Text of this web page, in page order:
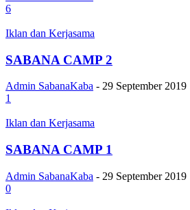
6
Iklan dan Kerjasama
SABANA CAMP 2
Admin SabanaKaba - 29 September 2019
1
Iklan dan Kerjasama
SABANA CAMP 1
Admin SabanaKaba - 29 September 2019
0